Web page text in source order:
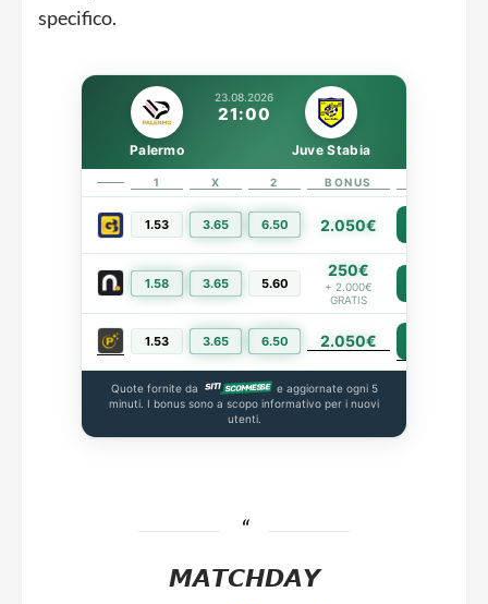
specifico.
23.08.2026
21:00
Palermo Juve Stabia
1 X 2 BONUS
1.53 3.65 6.50 2.050€
1.58 3.65 5.60
250€
+ 2.000€
GRATIS
1.53 3.65 6.50 2.050€
Quote fornite da
e aggiornate ogni 5
minuti. I bonus sono a scopo informativo per i nuovi
utenti.
𝙈𝘼𝙏𝘾𝙃𝘿𝘼𝙔